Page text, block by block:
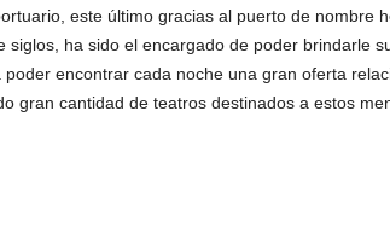
este último gracias al puerto de nombre
siglos, ha sido el encargado de poder brindarle
poder encontrar cada noche una gran oferta
gran cantidad de teatros destinados a estos